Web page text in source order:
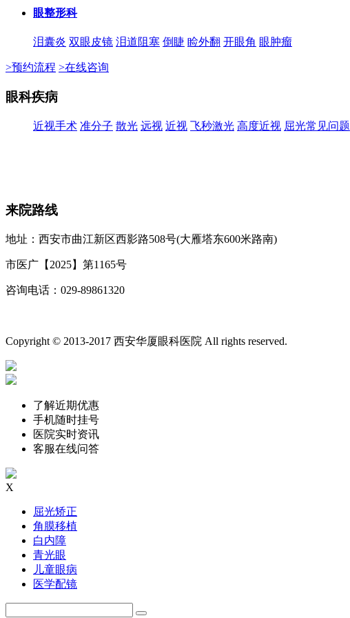
眼整形科
泪囊炎 双眼皮镜 泪道阻塞 倒睫 睑外翻 开眼角 眼肿瘤
>预约流程 >在线咨询
眼科疾病
近视手术 准分子 散光 远视 近视 飞秒激光 高度近视 屈光常见问题
来院路线
地址：西安市曲江新区西影路508号(大雁塔东600米路南)
市医广【2025】第1165号
咨询电话：029-89861320
Copyright © 2013-2017 西安华厦眼科医院 All rights reserved.
了解近期优惠
手机随时挂号
医院实时资讯
客服在线问答
X
屈光矫正
角膜移植
白内障
青光眼
儿童眼病
医学配镜